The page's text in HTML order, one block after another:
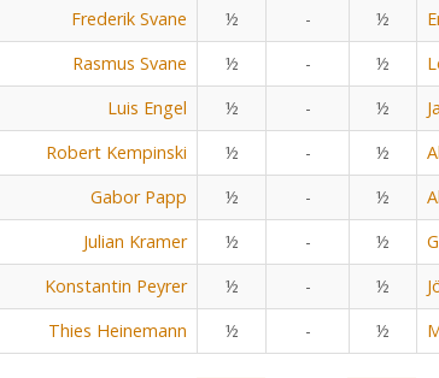
Frederik Svane ½ - ½
Rasmus Svane ½ - ½
Luis Engel ½ - ½
Robert Kempinski ½ - ½
Gabor Papp ½ - ½
Julian Kramer ½ - ½
Konstantin Peyrer ½ - ½
Thies Heinemann ½ - ½